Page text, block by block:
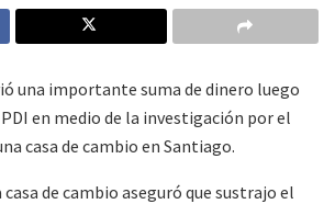
una importante suma de dinero luego
en medio de la investigación por el
casa de cambio en Santiago.
de cambio aseguró que sustrajo el